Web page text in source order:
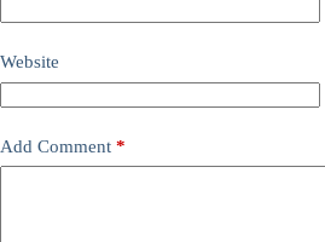
Website
Add Comment *